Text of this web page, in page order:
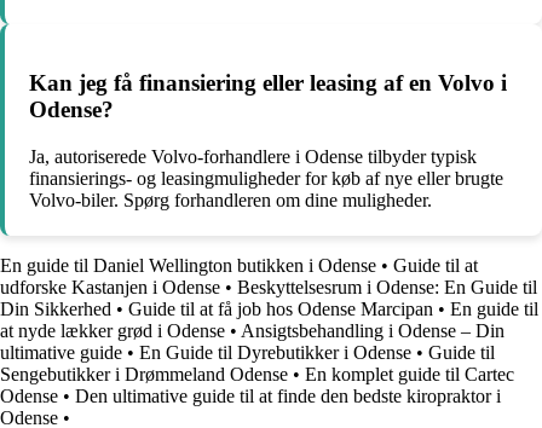
Kan jeg få finansiering eller leasing af en Volvo i
Odense?
Ja, autoriserede Volvo-forhandlere i Odense tilbyder typisk
finansierings- og leasingmuligheder for køb af nye eller brugte
Volvo-biler. Spørg forhandleren om dine muligheder.
En guide til Daniel Wellington butikken i Odense • Guide til at
udforske Kastanjen i Odense • Beskyttelsesrum i Odense: En Guide til
Din Sikkerhed • Guide til at få job hos Odense Marcipan • En guide til
at nyde lækker grød i Odense • Ansigtsbehandling i Odense – Din
ultimative guide • En Guide til Dyrebutikker i Odense • Guide til
Sengebutikker i Drømmeland Odense • En komplet guide til Cartec
Odense • Den ultimative guide til at finde den bedste kiropraktor i
Odense •